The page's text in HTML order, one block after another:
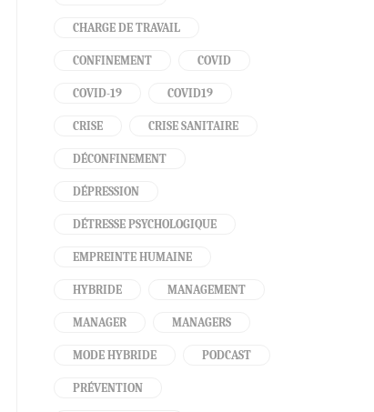
CHARGE DE TRAVAIL
CONFINEMENT COVID
COVID-19 COVID19
CRISE CRISE SANITAIRE
DÉCONFINEMENT
DÉPRESSION
DÉTRESSE PSYCHOLOGIQUE
EMPREINTE HUMAINE
HYBRIDE MANAGEMENT
MANAGER MANAGERS
MODE HYBRIDE PODCAST
PRÉVENTION